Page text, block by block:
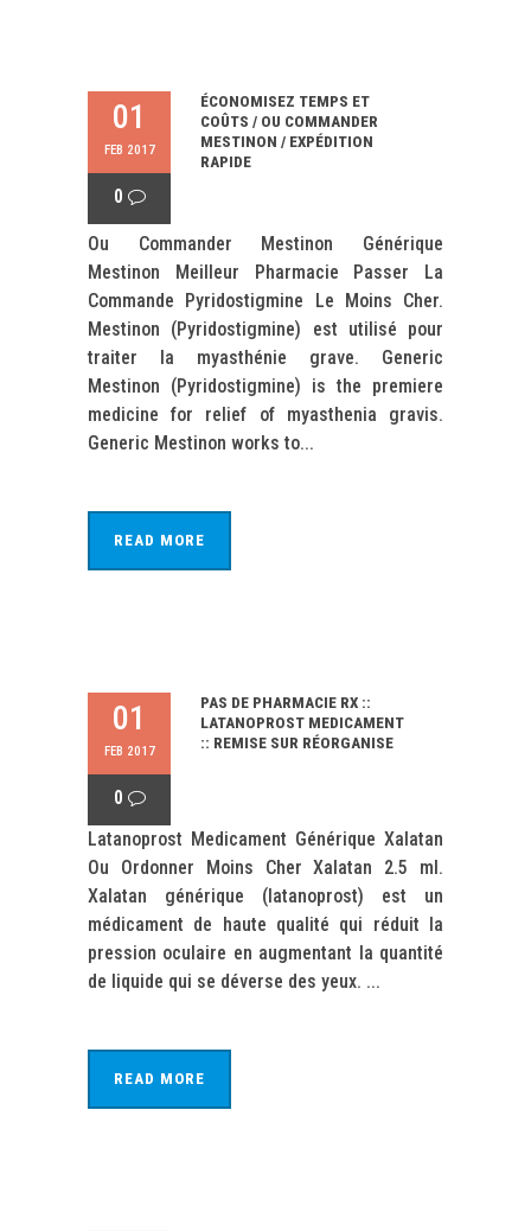
01
FEB 2017
0
ÉCONOMISEZ TEMPS ET
COÛTS / OU COMMANDER
MESTINON / EXPÉDITION
RAPIDE
Ou Commander Mestinon Générique
Mestinon Meilleur Pharmacie Passer La
Commande Pyridostigmine Le Moins Cher.
Mestinon (Pyridostigmine) est utilisé pour
traiter la myasthénie grave. Generic
Mestinon (Pyridostigmine) is the premiere
medicine for relief of myasthenia gravis.
Generic Mestinon works to...
READ MORE
01
FEB 2017
0
PAS DE PHARMACIE RX ::
LATANOPROST MEDICAMENT
:: REMISE SUR RÉORGANISE
Latanoprost Medicament Générique Xalatan
Ou Ordonner Moins Cher Xalatan 2.5 ml.
Xalatan générique (latanoprost) est un
médicament de haute qualité qui réduit la
pression oculaire en augmentant la quantité
de liquide qui se déverse des yeux. ...
READ MORE